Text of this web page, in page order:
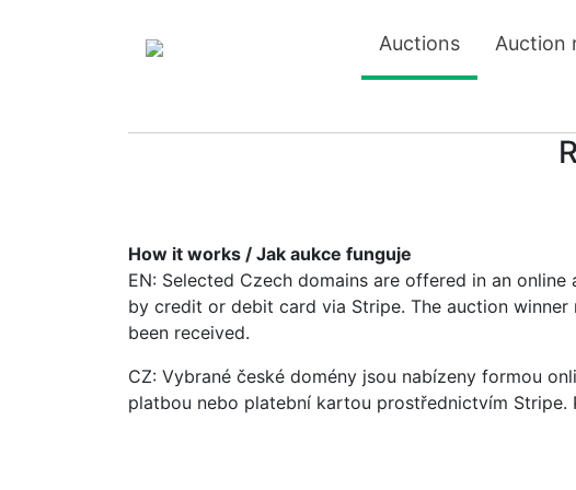
Auctions Auction
How it works / Jak aukce funguje
EN: Selected Czech domains are offered in an
by credit or debit card via Stripe. The auction
been received.
CZ: Vybrané české domény jsou nabízeny formou
platbou nebo platební kartou prostřednictvím